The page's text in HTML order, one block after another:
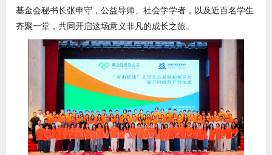
基金会秘书长张申守，公益导师、社会学学者，以及近百名学生
齐聚一堂，共同开启这场意义非凡的成长之旅。